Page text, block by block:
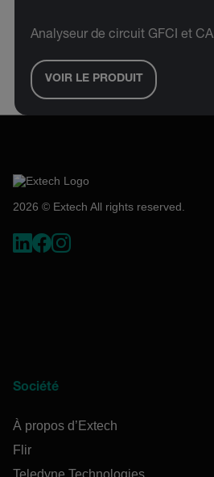
Analyseur de circuit GFCI et CA
VOIR LE PRODUIT
2026 © Extech All rights reserved.
Société
À propos d’Extech
Flir
Teledyne Technologies